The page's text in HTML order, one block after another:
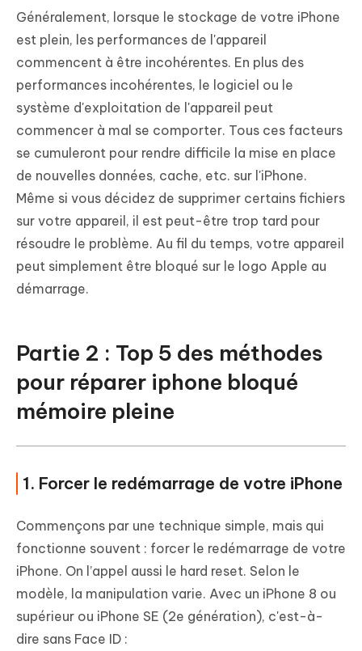
Généralement, lorsque le stockage de votre iPhone
est plein, les performances de l'appareil
commencent à être incohérentes. En plus des
performances incohérentes, le logiciel ou le
système d'exploitation de l'appareil peut
commencer à mal se comporter. Tous ces facteurs
se cumuleront pour rendre difficile la mise en place
de nouvelles données, cache, etc. sur l'iPhone.
Même si vous décidez de supprimer certains fichiers
sur votre appareil, il est peut-être trop tard pour
résoudre le problème. Au fil du temps, votre appareil
peut simplement être bloqué sur le logo Apple au
démarrage.
Partie 2 : Top 5 des méthodes
pour réparer iphone bloqué
mémoire pleine
1. Forcer le redémarrage de votre iPhone
Commençons par une technique simple, mais qui
fonctionne souvent : forcer le redémarrage de votre
iPhone. On l’appel aussi le hard reset. Selon le
modèle, la manipulation varie. Avec un iPhone 8 ou
supérieur ou iPhone SE (2e génération), c'est-à-
dire sans Face ID :